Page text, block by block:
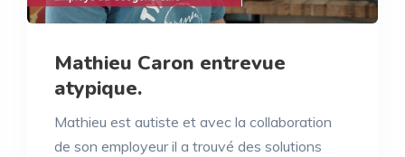
Mathieu Caron entrevue
atypique.
Mathieu est autiste et avec la collaboration
de son employeur il a trouvé des solutions